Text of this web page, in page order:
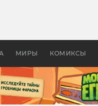
МИРЫ КОМИКСЫ
в России —